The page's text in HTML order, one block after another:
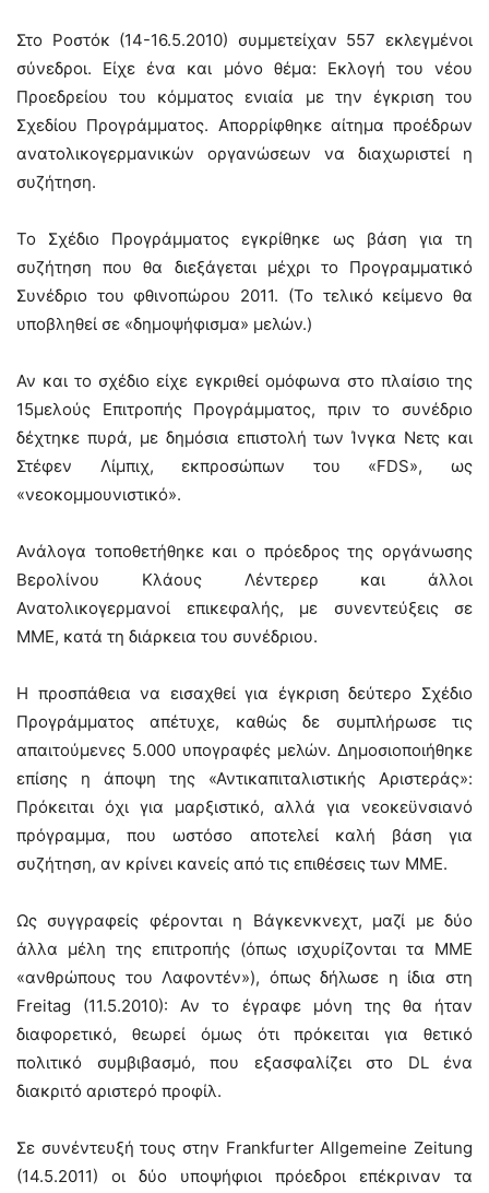
Στο Ροστόκ (14-16.5.2010) συμμετείχαν 557 εκλεγμένοι
σύνεδροι. Είχε ένα και μόνο θέμα: Eκλογή του νέου
Προεδρείου του κόμματος ενιαία με την έγκριση του
Σχεδίου Προγράμματος. Απορρίφθηκε αίτημα προέδρων
ανατολικογερμανικών οργανώσεων να διαχωριστεί η
συζήτηση.
Το Σχέδιο Προγράμματος εγκρίθηκε ως βάση για τη
συζήτηση που θα διεξάγεται μέχρι το Προγραμματικό
Συνέδριο του φθινοπώρου 2011. (Το τελικό κείμενο θα
υποβληθεί σε «δημοψήφισμα» μελών.)
Αν και το σχέδιο είχε εγκριθεί ομόφωνα στο πλαίσιο της
15μελούς Επιτροπής Προγράμματος, πριν το συνέδριο
δέχτηκε πυρά, με δημόσια επιστολή των Ίνγκα Νετς και
Στέφεν Λίμπιχ, εκπροσώπων του «FDS», ως
«νεοκομμουνιστικό».
Ανάλογα τοποθετήθηκε και ο πρόεδρος της οργάνωσης
Βερολίνου Κλάους Λέντερερ και άλλοι
Ανατολικογερμανοί επικεφαλής, με συνεντεύξεις σε
ΜΜΕ, κατά τη διάρκεια του συνέδριου.
Η προσπάθεια να εισαχθεί για έγκριση δεύτερο Σχέδιο
Προγράμματος απέτυχε, καθώς δε συμπλήρωσε τις
απαιτούμενες 5.000 υπογραφές μελών. Δημοσιοποιήθηκε
επίσης η άποψη της «Αντικαπιταλιστικής Αριστεράς»:
Πρόκειται όχι για μαρξιστικό, αλλά για νεοκεϋνσιανό
πρόγραμμα, που ωστόσο αποτελεί καλή βάση για
συζήτηση, αν κρίνει κανείς από τις επιθέσεις των ΜΜΕ.
Ως συγγραφείς φέρονται η Βάγκενκνεχτ, μαζί με δύο
άλλα μέλη της επιτροπής (όπως ισχυρίζονται τα ΜΜΕ
«ανθρώπους του Λαφοντέν»), όπως δήλωσε η ίδια στη
Freitag (11.5.2010): Αν το έγραφε μόνη της θα ήταν
διαφορετικό, θεωρεί όμως ότι πρόκειται για θετικό
πολιτικό συμβιβασμό, που εξασφαλίζει στο DL ένα
διακριτό αριστερό προφίλ.
Σε συνέντευξή τους στην Frankfurter Allgemeine Zeitung
(14.5.2011) οι δύο υποψήφιοι πρόεδροι επέκριναν τα